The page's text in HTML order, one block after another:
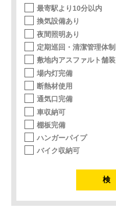
最寄駅より10分以内
換気設備あり
夜間照明あり
定期巡回・清潔管理体制
敷地内アスファルト舗装
場内灯完備
断熱材使用
通気口完備
車収納可
棚板完備
ハンガーパイプ
バイク収納可